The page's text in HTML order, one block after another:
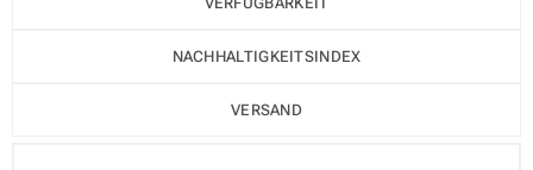
NACHHALTIGKEITSINDEX
VERSAND